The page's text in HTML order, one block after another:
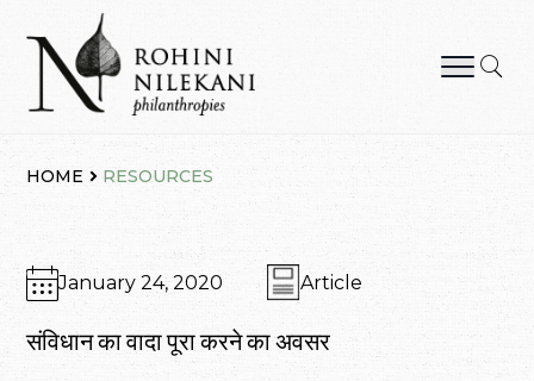
content
HOME RESOURCES
January 24, 2020 Article
संविधान का वादा पूरा करने का अवसर